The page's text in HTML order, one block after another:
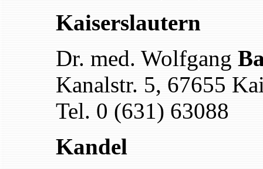
Kaiserslautern
Dr. med. Wolfgang
Kanalstr. 5, 67655
Tel. 0 (631) 63088
Kandel